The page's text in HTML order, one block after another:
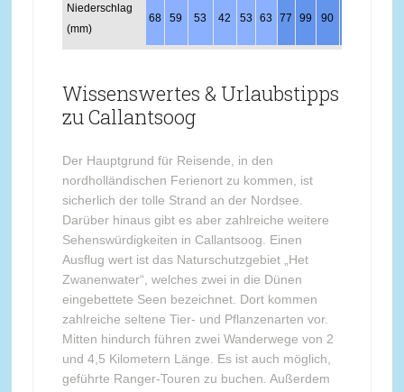
Niederschlag
(mm)
68 59 53 42 53 63 77 99 90
Wissenswertes & Urlaubstipps
zu Callantsoog
Der Hauptgrund für Reisende, in den
nordholländischen Ferienort zu kommen, ist
sicherlich der tolle Strand an der Nordsee.
Darüber hinaus gibt es aber zahlreiche weitere
Sehenswürdigkeiten in Callantsoog. Einen
Ausflug wert ist das Naturschutzgebiet „Het
Zwanenwater“, welches zwei in die Dünen
eingebettete Seen bezeichnet. Dort kommen
zahlreiche seltene Tier- und Pflanzenarten vor.
Mitten hindurch führen zwei Wanderwege von 2
und 4,5 Kilometern Länge. Es ist auch möglich,
geführte Ranger-Touren zu buchen. Außerdem